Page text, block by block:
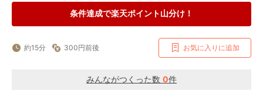
条件達成で楽天ポイント山分け！
約15分 300円前後 お気に入りに追加
みんながつくった数 0件